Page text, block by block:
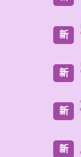
新
新
新
新